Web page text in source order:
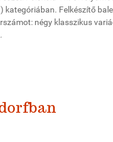
kategóriában. Felkészítő
négy klasszikus